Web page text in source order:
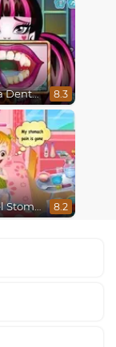
Draculaura Dentist 8.3
Baby Hazel Stomach Care 8.2